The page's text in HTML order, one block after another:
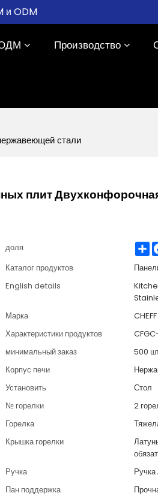
и ODM
Производство
стали
плит
доля
Каталог продуктов
English details
Марка
Характеристики продуктов
минимальный заказ
500
Корпус печи
Установить
Стол
№ горелки
2
Горелка
Крышка горелки
Ручка
Пан поддержка